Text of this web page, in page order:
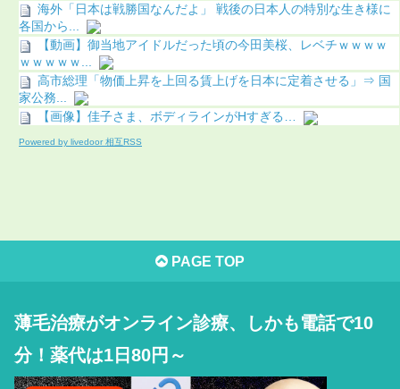
海外「日本は戦勝国なんだよ」 戦後の日本人の特別な生き様に
各国から...
【動画】御当地アイドルだった頃の今田美桜、レベチｗｗｗｗ
ｗｗｗｗｗ...
高市総理「物価上昇を上回る賃上げを日本に定着させる」⇒ 国
家公務...
【画像】佳子さま、ボディラインがHすぎる…
Powered by livedoor 相互RSS
PAGE TOP
薄毛治療がオンライン診療、しかも電話で10
分！薬代は1日80円～